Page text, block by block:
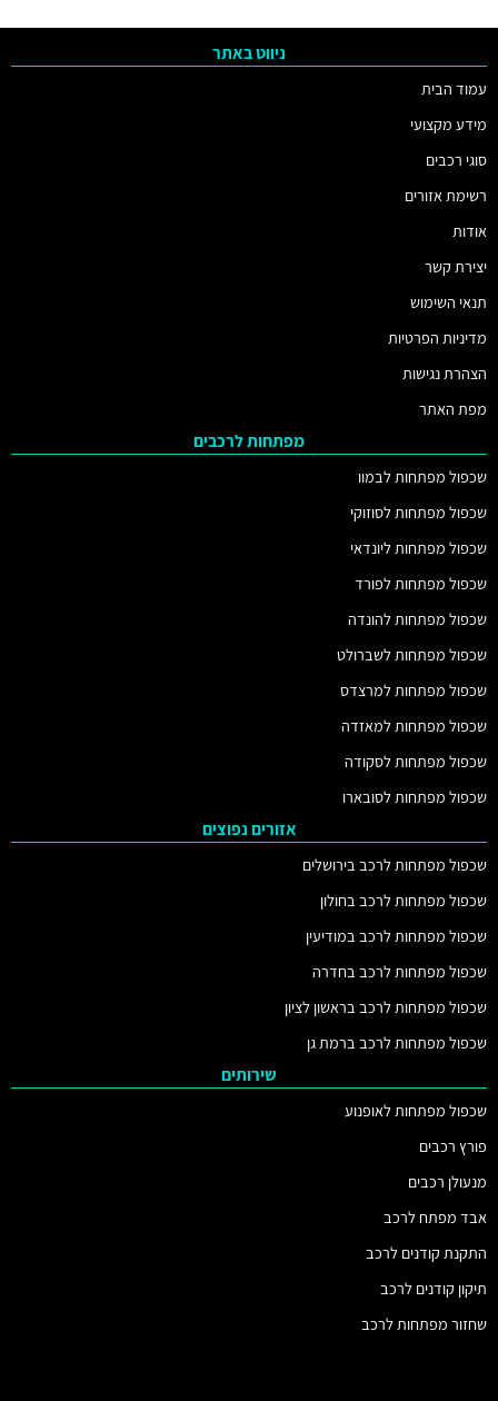
ניווט באתר
עמוד הבית
מידע מקצועי
סוגי רכבים
רשימת אזורים
אודות
יצירת קשר
תנאי השימוש
מדיניות הפרטיות
הצהרת נגישות
מפת האתר
מפתחות לרכבים
שכפול מפתחות לבמוו
שכפול מפתחות לסוזוקי
שכפול מפתחות ליונדאי
שכפול מפתחות לפורד
שכפול מפתחות להונדה
שכפול מפתחות לשברולט
שכפול מפתחות למרצדס
שכפול מפתחות למאזדה
שכפול מפתחות לסקודה
שכפול מפתחות לסובארו
אזורים נפוצים
שכפול מפתחות לרכב בירושלים
שכפול מפתחות לרכב בחולון
שכפול מפתחות לרכב במודיעין
שכפול מפתחות לרכב בחדרה
שכפול מפתחות לרכב בראשון לציון
שכפול מפתחות לרכב ברמת גן
שירותים
שכפול מפתחות לאופנוע
פורץ רכבים
מנעולן רכבים
אבד מפתח לרכב
התקנת קודנים לרכב
תיקון קודנים לרכב
שחזור מפתחות לרכב